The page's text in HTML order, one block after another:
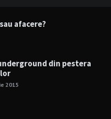
afacere?
din pestera
2015